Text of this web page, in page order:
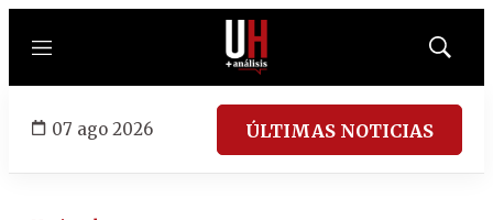
Menú
Mostrar
07 ago 2026 ÚLTIMAS NOTICIAS